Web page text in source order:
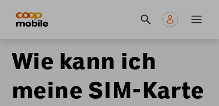
principale
Wie kann ich
meine SIM-Karte